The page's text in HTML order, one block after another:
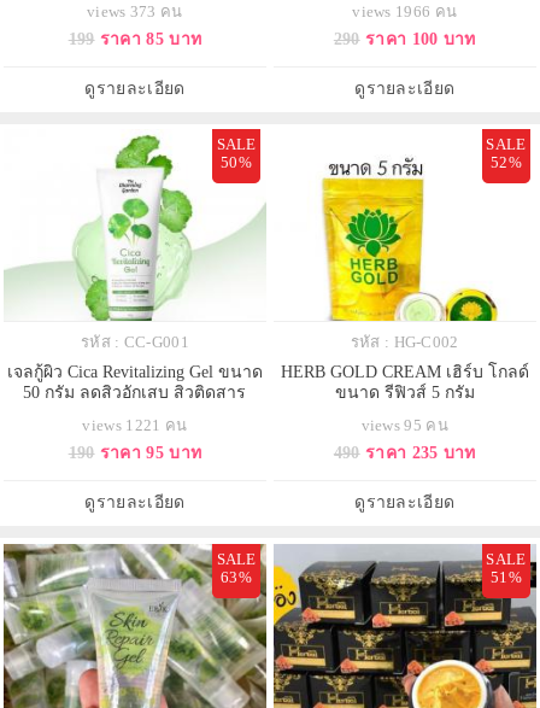
views 373 คน
199 ราคา 85 บาท
ดูรายละเอียด
views 1966 คน
290 ราคา 100 บาท
ดูรายละเอียด
SALE
50%
รหัส : CC-G001
เจลกู้ผิว Cica Revitalizing Gel ขนาด
50 กรัม ลดสิวอักเสบ สิวติดสาร
views 1221 คน
190 ราคา 95 บาท
ดูรายละเอียด
SALE
52%
รหัส : HG-C002
HERB GOLD CREAM เฮิร์บ โกลด์
ขนาด รีฟิวส์ 5 กรัม
views 95 คน
490 ราคา 235 บาท
ดูรายละเอียด
SALE
63%
SALE
51%